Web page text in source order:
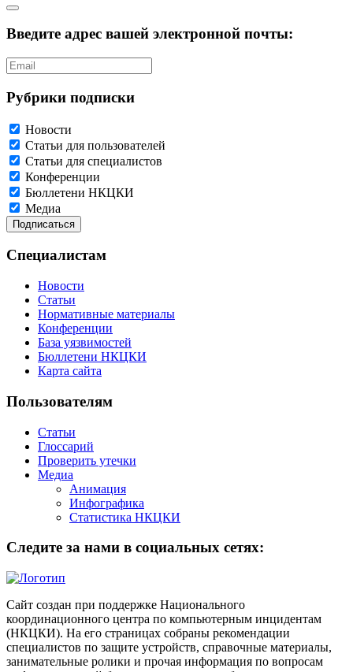
Введите адрес вашей электронной почты:
Рубрики подписки
Новости
Статьи для пользователей
Статьи для специалистов
Конференции
Бюллетени НКЦКИ
Медиа
Специалистам
Новости
Статьи
Нормативные материалы
Конференции
База уязвимостей
Бюллетени НКЦКИ
Карта сайта
Пользователям
Статьи
Глоссарий
Проверить утечки
Медиа
Анимация
Инфографика
Статистика НКЦКИ
Следите за нами в социальных сетях:
Сайт создан при поддержке Национального
координационного центра по компьютерным инцидентам
(НКЦКИ). На его страницах собраны рекомендации
специалистов по защите устройств, справочные материалы,
занимательные ролики и прочая информация по вопросам